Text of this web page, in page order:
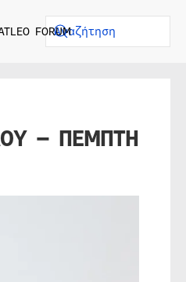
FORUM
– ΠΕΜΠΤΗ